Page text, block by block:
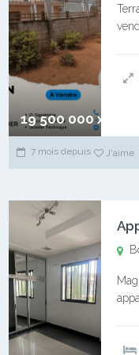
19 500 000 xaf
7 mois depuis J'aime